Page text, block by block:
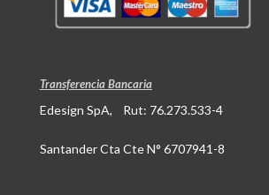
Transferencia Bancaria
Edesign SpA, Rut: 76.273.533-4
Santander Cta Cte N° 6707941-8